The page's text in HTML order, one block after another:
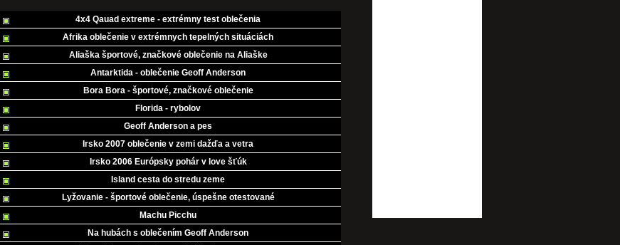
4x4 Qauad extreme - extrémny test oblečenia
Afrika oblečenie v extrémnych tepelných situáciách
Aliaška športové, značkové oblečenie na Aliaške
Antarktida - oblečenie Geoff Anderson
Bora Bora - športové, značkové oblečenie
Florida - rybolov
Geoff Anderson a pes
Irsko 2007 oblečenie v zemi dažďa a vetra
Irsko 2006 Európsky pohár v love šťúk
Island cesta do stredu zeme
Lyžovanie - športové oblečenie, úspešne otestované
Machu Picchu
Na hubách s oblečením Geoff Anderson